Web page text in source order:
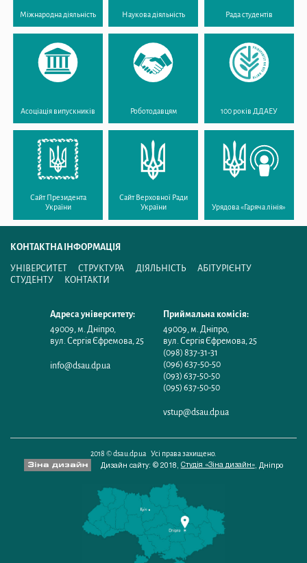
Міжнародна діяльність Наукова діяльність Рада студентів
Асоціація випускників Роботодавцям 100 років ДДАЕУ
Сайт Президента
України
Сайт Верховної Ради
України
Урядова «Гаряча лінія»
КОНТАКТНА ІНФОРМАЦІЯ
УНІВЕРСИТЕТ СТРУКТУРА ДІЯЛЬНІСТЬ
АБІТУРІЄНТУ
СТУДЕНТУ
КОНТАКТИ
Адреса університету:
49009,м. Дніпро,
вул. Сергія Єфремова, 25
info@dsau.dp.ua
Приймальна комісія:
49009,м. Дніпро,
вул. Сергія Єфремова, 25
(098) 837-31-31
(096) 637-50-50
(093) 637-50-50
(095) 637-50-50
vstup@dsau.dp.ua
2018 © dsau.dp.ua Усі права захищено.
Дизайн сайту: © 2018, Студія «Зіна дизайн», Дніпро